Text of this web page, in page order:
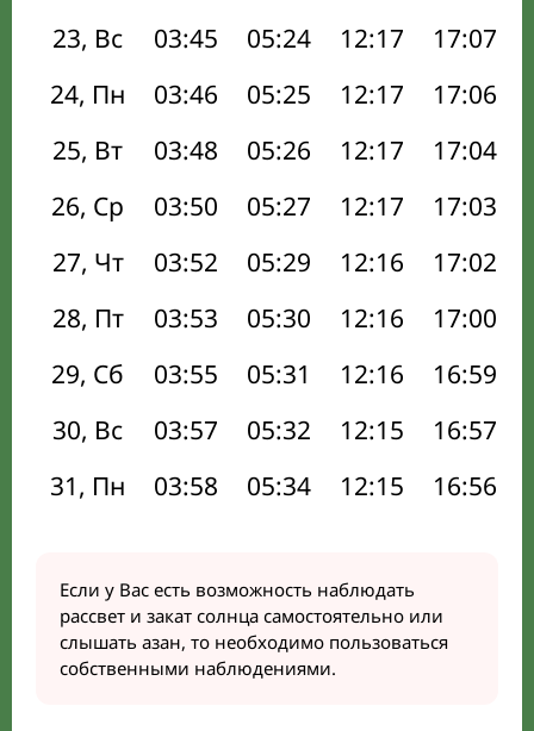
23, Вс
03:45 05:24 12:17 17:07
24, Пн
03:46 05:25 12:17 17:06
25, Вт
03:48 05:26 12:17 17:04
26, Ср
03:50 05:27 12:17 17:03
27, Чт
03:52 05:29 12:16 17:02
28, Пт
03:53 05:30 12:16 17:00
29, Сб
03:55 05:31 12:16 16:59
30, Вс
03:57 05:32 12:15 16:57
31, Пн
03:58 05:34 12:15 16:56
Если у Вас есть возможность наблюдать
рассвет и закат солнца самостоятельно или
слышать азан, то необходимо пользоваться
собственными наблюдениями.